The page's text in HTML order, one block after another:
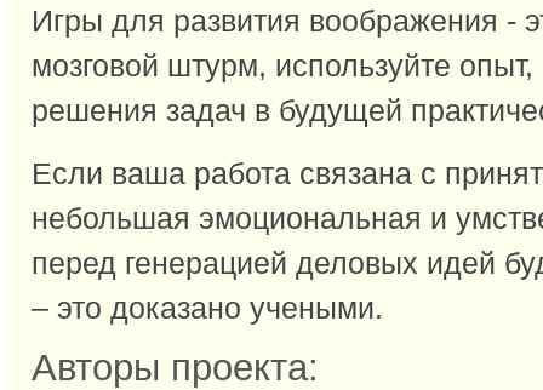
Игры для развития воображения -
мозговой штурм, используйте
решения задач в будущей
Если ваша работа связана с
небольшая эмоциональная и
перед генерацией деловых идей
– это доказано учеными.
Авторы проекта: